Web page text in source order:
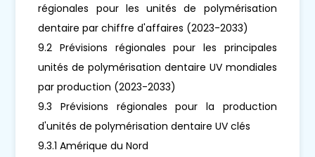
régionales pour les unités de polymérisation
dentaire par chiffre d'affaires (2023-2033)
9.2 Prévisions régionales pour les principales
unités de polymérisation dentaire UV mondiales
par production (2023-2033)
9.3 Prévisions régionales pour la production
d'unités de polymérisation dentaire UV clés
9.3.1 Amérique du Nord